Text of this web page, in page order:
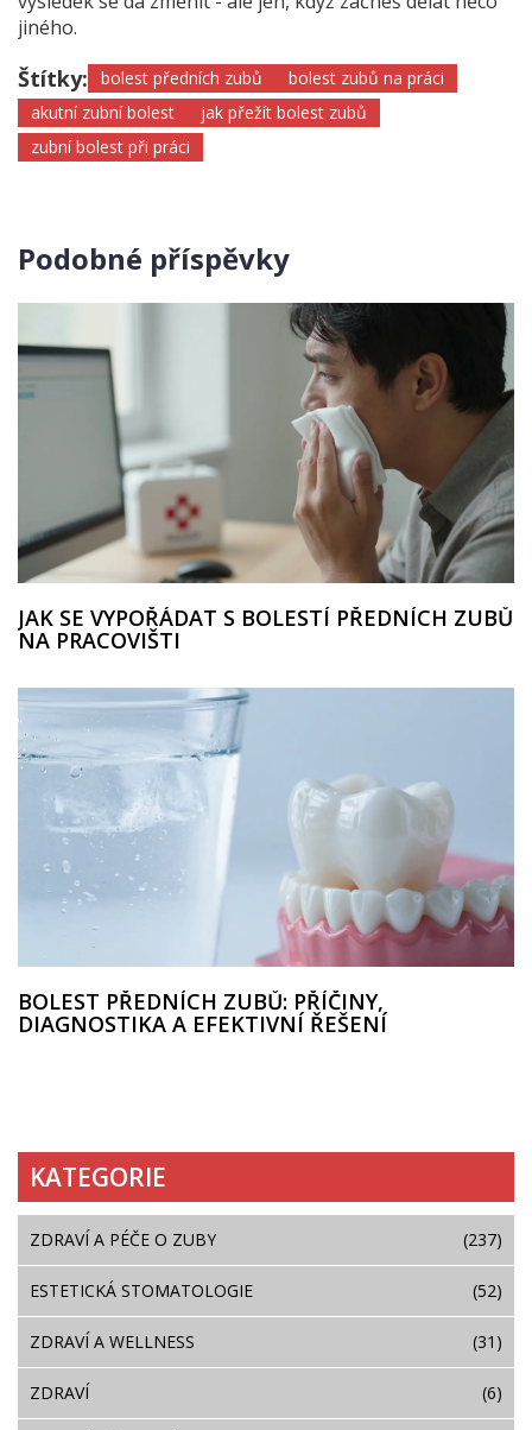
jiného.
Štítky: bolest předních zubů
bolest zubů na práci
akutní zubní bolest
jak přežít bolest zubů
zubní bolest při práci
Podobné příspěvky
JAK SE VYPOŘÁDAT S BOLESTÍ PŘEDNÍCH ZUBŮ
NA PRACOVIŠTI
BOLEST PŘEDNÍCH ZUBŮ: PŘÍČINY,
DIAGNOSTIKA A EFEKTIVNÍ ŘEŠENÍ
KATEGORIE
ZDRAVÍ A PÉČE O ZUBY (237)
ESTETICKÁ STOMATOLOGIE (52)
ZDRAVÍ A WELLNESS (31)
ZDRAVÍ (6)